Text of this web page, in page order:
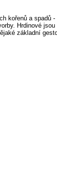
kořenů a spadů -
Hrdinové jsou
základní